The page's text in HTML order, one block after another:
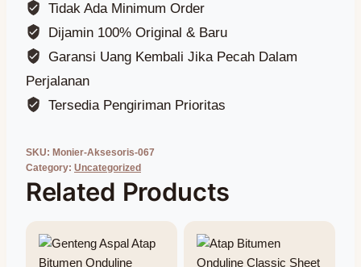
Tidak Ada Minimum Order
Dijamin 100% Original & Baru
Garansi Uang Kembali Jika Pecah Dalam
Perjalanan
Tersedia Pengiriman Prioritas
SKU: Monier-Aksesoris-067
Category: Uncategorized
Related Products